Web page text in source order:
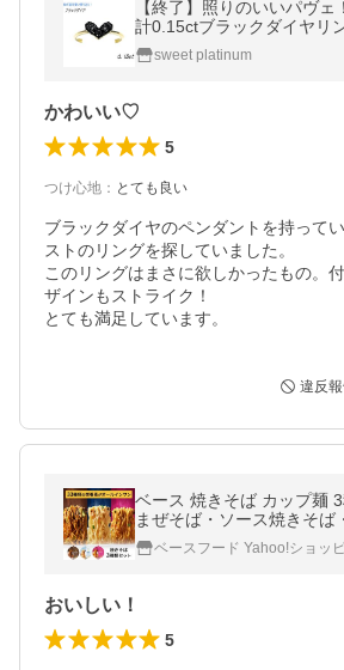
【終了】照りのいいパヴェ
計0.15ctブラックダイヤリ
sweet platinum
かわいい♡
5
つけ心地 ： とても良い
ブラックダイヤのペンダントを持って
ストのリングを探していました。
このリングはまさに欲しかったもの。
ザインもストライク！
とても満足しています。
違反
ベース 焼きそば カップ麺
まぜそば・ソース焼きそば
常食 塩分ひか
ベースフード Yahoo!ショッ
おいしい！
5